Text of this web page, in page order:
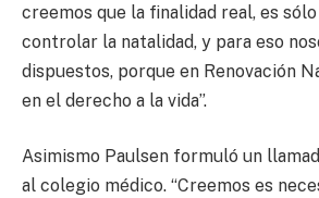
creemos que la finalidad real, es
controlar la natalidad, y para eso
dispuestos, porque en Renovación
en el derecho a la vida”.
Asimismo Paulsen formuló un
al colegio médico. “Creemos es